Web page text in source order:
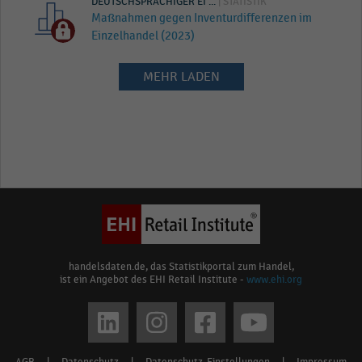
Maßnahmen gegen Inventurdifferenzen im
Einzelhandel (2023)
MEHR LADEN
handelsdaten.de, das Statistikportal zum Handel,
ist ein Angebot des EHI Retail Institute - www.ehi.org